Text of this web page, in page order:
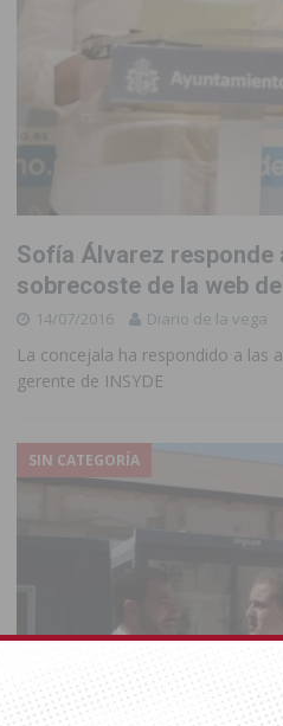
Sofía Álvarez responde
sobrecoste de la web
14/07/2016 Diario de la vega
La concejala ha respondido a las
gerente de INSYDE
SIN CATEGORÍA